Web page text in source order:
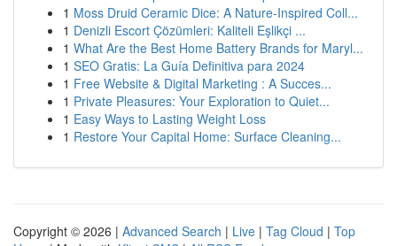
1 Moss Druid Ceramic Dice: A Nature-Inspired Coll...
1 Denizli Escort Çözümleri: Kaliteli Eşlikçi ...
1 What Are the Best Home Battery Brands for Maryl...
1 SEO Gratis: La Guía Definitiva para 2024
1 Free Website & Digital Marketing : A Succes...
1 Private Pleasures: Your Exploration to Quiet...
1 Easy Ways to Lasting Weight Loss
1 Restore Your Capital Home: Surface Cleaning...
Copyright © 2026 | Advanced Search | Live | Tag Cloud | Top